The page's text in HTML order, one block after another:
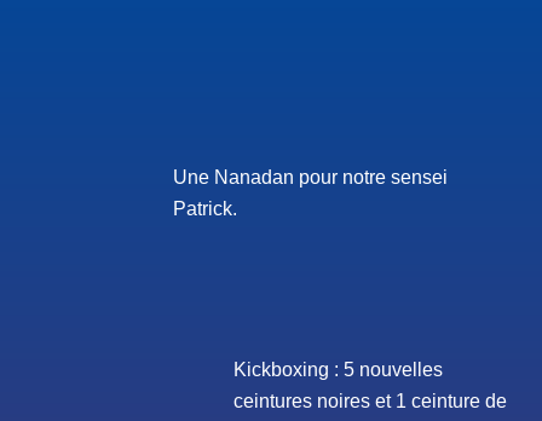
Une Nanadan pour notre sensei
Patrick.
Kickboxing : 5 nouvelles
ceintures noires et 1 ceinture de